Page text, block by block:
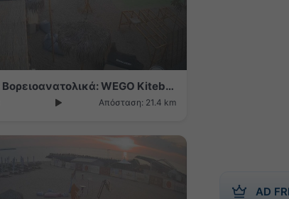
AD
Constanța › Βορειοανατολικά: WEGO Kiteboarding - Pocket Beach
Απόσταση: 21.4 km